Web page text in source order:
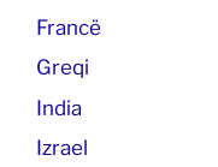
Francë
Greqi
India
Izrael